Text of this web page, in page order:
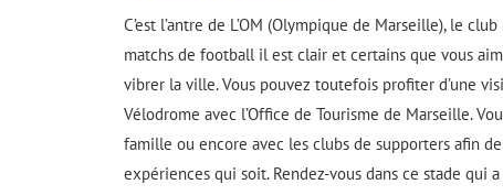
C’est l’antre de L’OM (Olympique de Marseille), le
matchs de football il est clair et certains que vous
vibrer la ville. Vous pouvez toutefois profiter d’une
Vélodrome avec l’Office de Tourisme de Marseille.
famille ou encore avec les clubs de supporters afin
expériences qui soit. Rendez-vous dans ce stade qui